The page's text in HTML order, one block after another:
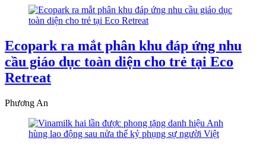
Ecopark ra mắt phân khu đáp ứng nhu
cầu giáo dục toàn diện cho trẻ tại Eco
Retreat
Phương An